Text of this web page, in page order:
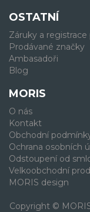
OSTATNÍ
Záruky a
Prodávané značky
Ambasadoři
Blog
MORIS
O nás
Kontakt
Obchodní
Ochrana osobních
Odstoupení od
Velkoobchodní
MORIS design
Copyright ©